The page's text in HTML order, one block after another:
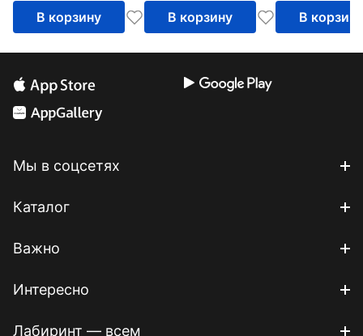
В корзину В корзину В корзину
Мы в соцсетях
Каталог
Важно
Интересно
Лабиринт — всем